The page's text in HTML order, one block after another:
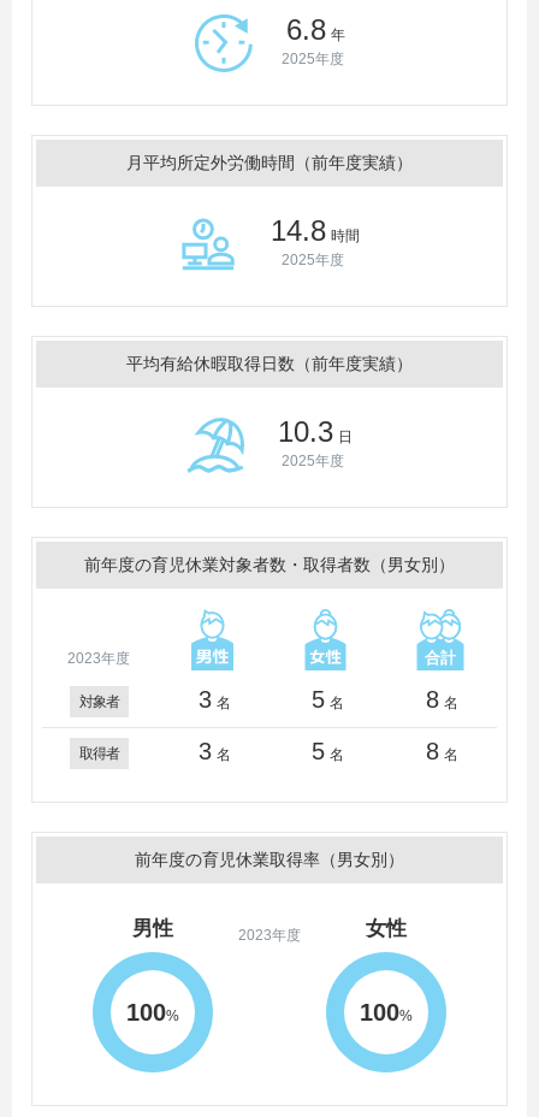
6.8 年
2025年度
月平均所定外労働時間（前年度実績）
14.8 時間
2025年度
平均有給休暇取得日数（前年度実績）
10.3 日
2025年度
前年度の育児休業対象者数・取得者数（男女別）
2023年度
対象者 3 名 5 名 8 名
取得者 3 名 5 名 8 名
前年度の育児休業取得率（男女別）
2023年度
男性
100%
女性
100%